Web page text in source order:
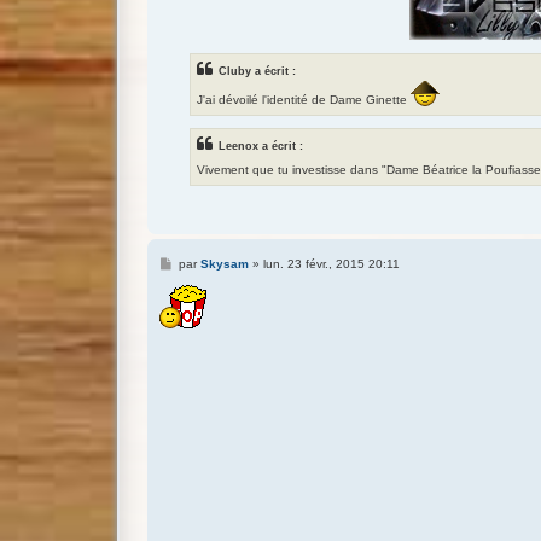
Cluby a écrit :
J'ai dévoilé l'identité de Dame Ginette
Leenox a écrit :
Vivement que tu investisse dans "Dame Béatrice la
M
s
s
a
parSkysam» lun. 23 févr., 2015 20:11